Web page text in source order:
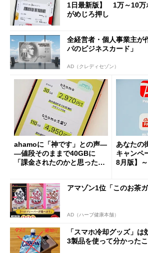
1日最新版】 1万～10万
がめじろ押し
全経営者・個人事業主が
パのビジネスカード」
AD（クレディセゾン）
ahamoに「神です」との声―
―値段そのままで40GBに
「課金されたのかと思った」
あなたの
キャンペ
8月版】
アマゾン1位「このお茶
AD（ハーブ健康本舗）
「スマホ冷却グッズ」
3製品を使って分かった